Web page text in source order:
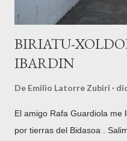
BIRIATU-
IBARDIN
De Emilio Latorre Zubiri
El amigo Rafa Guardiola me
por tierras del Bidasoa .